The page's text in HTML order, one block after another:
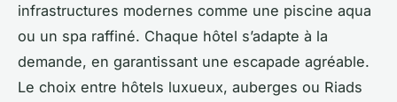
infrastructures modernes comme une piscine aqua
ou un spa raffiné. Chaque hôtel s’adapte à la
demande, en garantissant une escapade agréable.
Le choix entre hôtels luxueux, auberges ou Riads